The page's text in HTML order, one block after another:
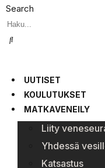
Search
UUTISET
KOULUTUKSET
MATKAVENEILY
Liity
Yhdessä
Katsastus